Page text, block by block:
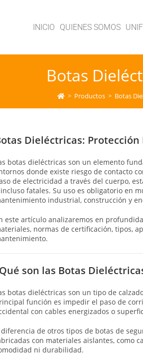
INICIO QUIENES SOMOS
Botas
> Productos > Botas
Dieléctricas:
botas dieléctricas son un elemento
donde existe riesgo de contacto
de electricidad a través del cuerpo,
fatales. Su uso es obligatorio en
industrial, construcción y
este artículo analizaremos en
normas de certificación, tipos,
son las Botas
botas dieléctricas son un tipo de
función es impedir el paso de
con cables energizados o
diferencia de otros tipos de botas de
con materiales aislantes, como
ni durabilidad.